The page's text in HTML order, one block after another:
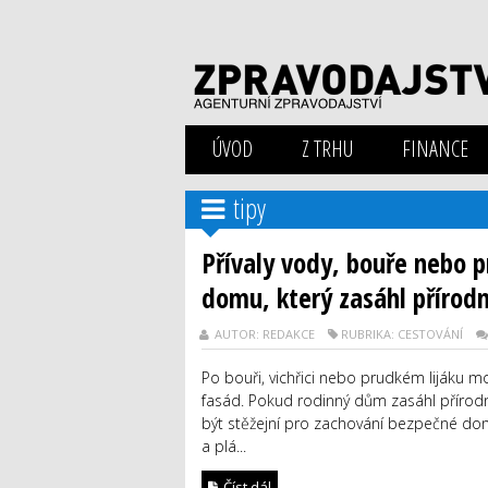
ÚVOD Z TRHU FINANCE
tipy
Přívaly vody, bouře nebo
domu, který zasáhl
AUTOR: REDAKCE RUBRIKA: CESTOVÁNÍ
Po bouři, vichřici nebo prudkém lijáku
fasád. Pokud rodinný dům zasáhl
být stěžejní pro zachování bezpečné
a plá...